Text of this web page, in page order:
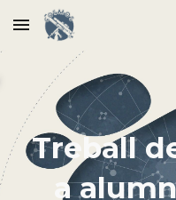
Skip to main content
Treball
a